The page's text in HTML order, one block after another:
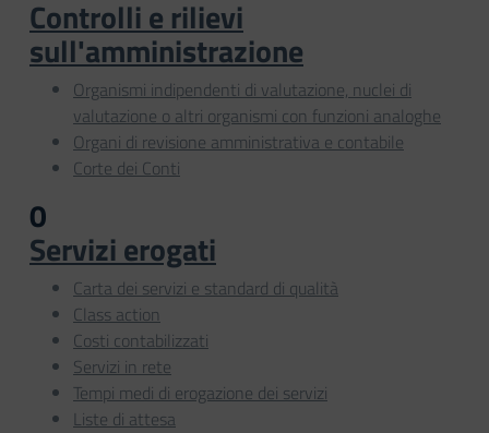
Controlli e rilievi
sull'amministrazione
Organismi indipendenti di valutazione, nuclei di
valutazione o altri organismi con funzioni analoghe
Organi di revisione amministrativa e contabile
Corte dei Conti
0
Servizi erogati
Carta dei servizi e standard di qualità
Class action
Costi contabilizzati
Servizi in rete
Tempi medi di erogazione dei servizi
Liste di attesa